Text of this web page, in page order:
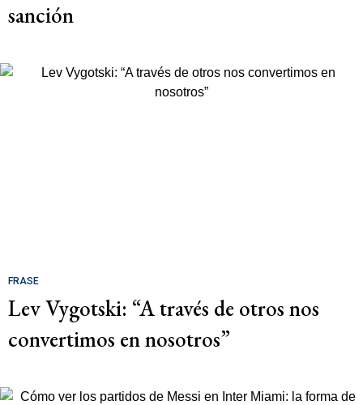
sanción
FRASE
Lev Vygotski: “A través de otros nos
convertimos en nosotros”